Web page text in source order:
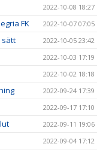
2022-10-08 18:27
FK 2022-10-07 07:05
sätt 2022-10-05 23:42
2022-10-03 17:19
2022-10-02 18:18
2022-09-24 17:39
2022-09-17 17:10
2022-09-11 19:06
2022-09-04 17:12